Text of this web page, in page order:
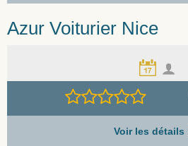
Azur Voiturier Nice
Voir les détails